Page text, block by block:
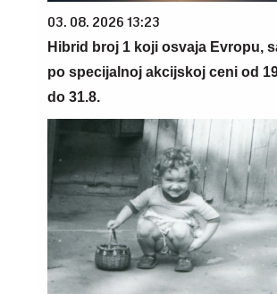
03. 08. 2026 13:23
Hibrid broj 1 koji osvaja Evropu,
po specijalnoj akcijskoj ceni od
do 31.8.